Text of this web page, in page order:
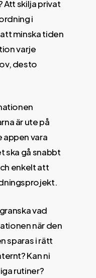
Att skilja privat
i
minska tiden
varje
desto
är ute på
appen vara
ska gå snabbt
enkelt att
vad
när den
sparas i rätt
Kan ni
rutiner?